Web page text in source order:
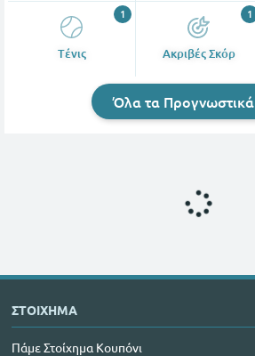
Tένις
1
Ακριβές Σκόρ
1
Όλα τα Προγνωστικά
ΣΤΟΙΧΗΜΑ
Πάμε Στοίχημα Κουπόνι